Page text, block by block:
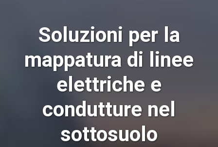
Soluzioni per la
mappatura di linee
elettriche e
condutture nel
sottosuolo